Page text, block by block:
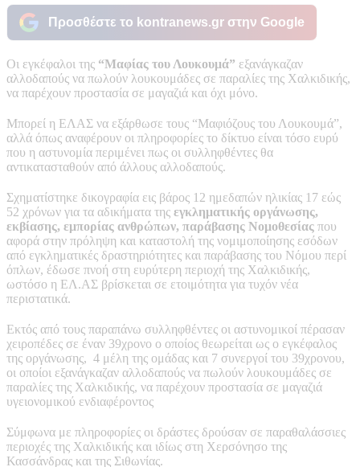
Προσθέστε το kontranews.gr στην Google
Οι εγκέφαλοι της “Μαφίας του Λουκουμά” εξανάγκαζαν
αλλοδαπούς να πωλούν λουκουμάδες σε παραλίες της Χαλκιδικής,
να παρέχουν προστασία σε μαγαζιά και όχι μόνο.
Μπορεί η ΕΛΑΣ να εξάρθωσε τους “Μαφιόζους του Λουκουμά”,
αλλά όπως αναφέρουν οι πληροφορίες το δίκτυο είναι τόσο ευρύ
που η αστυνομία περιμένει πως οι συλληφθέντες θα
αντικατασταθούν από άλλους αλλοδαπούς.
Σχηματίστηκε δικογραφία εις βάρος 12 ημεδαπών ηλικίας 17 εώς
52 χρόνων για τα αδικήματα της εγκληματικής οργάνωσης,
εκβίασης, εμπορίας ανθρώπων, παράβασης Νομοθεσίας που
αφορά στην πρόληψη και καταστολή της νομιμοποίησης εσόδων
από εγκληματικές δραστηριότητες και παράβασης του Νόμου περί
όπλων, έδωσε πνοή στη ευρύτερη περιοχή της Χαλκιδικής,
ωστόσο η ΕΛ.ΑΣ βρίσκεται σε ετοιμότητα για τυχόν νέα
περιστατικά.
Εκτός από τους παραπάνω συλληφθέντες οι αστυνομικοί πέρασαν
χειροπέδες σε έναν 39χρονο ο οποίος θεωρείται ως ο εγκέφαλος
της οργάνωσης, 4 μέλη της ομάδας και 7 συνεργοί του 39χρονου,
οι οποίοι εξανάγκαζαν αλλοδαπούς να πωλούν λουκουμάδες σε
παραλίες της Χαλκιδικής, να παρέχουν προστασία σε μαγαζιά
υγειονομικού ενδιαφέροντος
Σύμφωνα με πληροφορίες οι δράστες δρούσαν σε παραθαλάσσιες
περιοχές της Χαλκιδικής και ιδίως στη Χερσόνησο της
Κασσάνδρας και της Σιθωνίας.